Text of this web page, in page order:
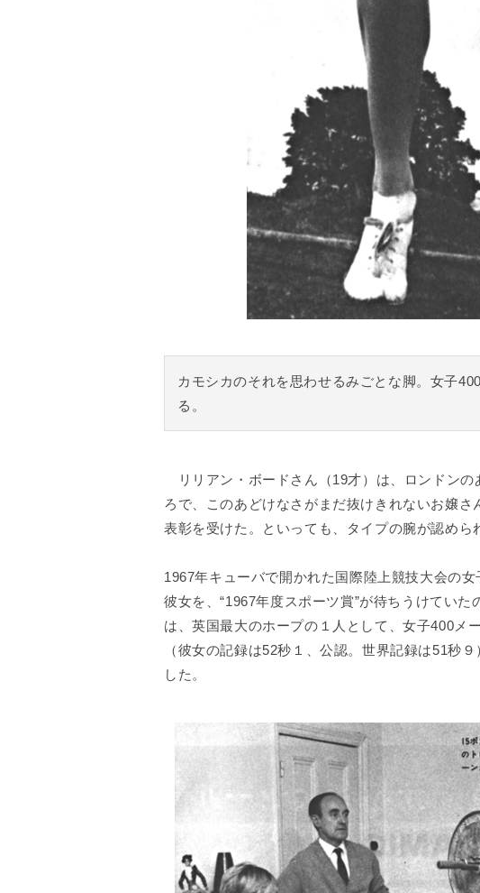
カモシカのそれを思わせるみごとな脚。女子
る。
リリアン・ボードさん（19才）は、ロンドンの
ろで、このあどけなさがまだ抜けきれないお嬢
表彰を受けた。といっても、タイプの腕が認めら
1967年キューバで開かれた国際陸上競技大会の
彼女を、“1967年度スポーツ賞”が待ちうけてい
は、英国最大のホープの１人として、女子400メ
（彼女の記録は52秒１、公認。世界記録は51秒
した。